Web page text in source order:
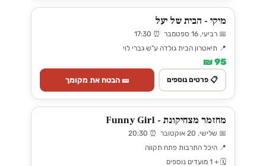
מיקי - הבית של יעל
📅 רביעי, 16 ספטמבר ⏰ 17:30
📍 תיאטרון הבית גולדה ע"ש גברי לוי
95 ₪
📋 פרטים נוספים 🎫 הבטח את מקומך
מחזמר מצחיקונת - Funny Girl
📅 שלישי, 20 אוקטובר ⏰ 20:30
📍 היכל התרבות פתח תקווה
🗓️ + 1 מועדים נוספים